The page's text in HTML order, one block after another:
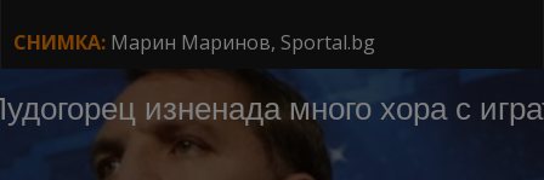
СНИМКА: Марин Маринов, Sportal.bg